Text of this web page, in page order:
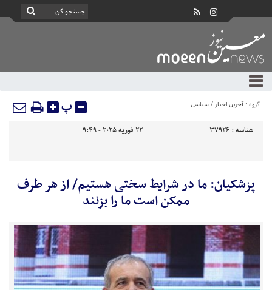
گروه : آخرین اخبار/سیاسی پ
شناسه : 37926 22 فوریه 2025 - 9:49
پزشکیان: ما در شرایط سختی هستیم/ از هر طرف
ممکن است ما را بزنند